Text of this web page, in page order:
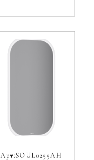
Арт:SOUL0255AH